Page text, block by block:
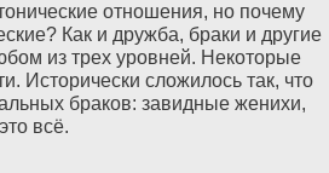
отношения, но почему
Как и дружба, браки и другие
из трех уровней. Некоторые
Исторически сложилось так, что
браков: завидные женихи,
всё.